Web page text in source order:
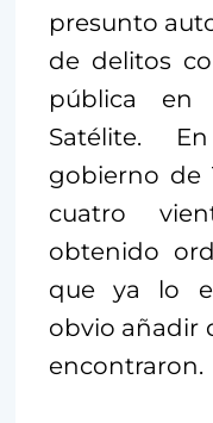
presunto
de delitos
pública en
Satélite.
gobierno de
cuatro
obtenido
que ya lo
obvio añadir
encontraron.